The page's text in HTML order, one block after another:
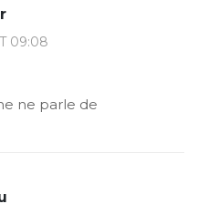
09:08
ne parle de